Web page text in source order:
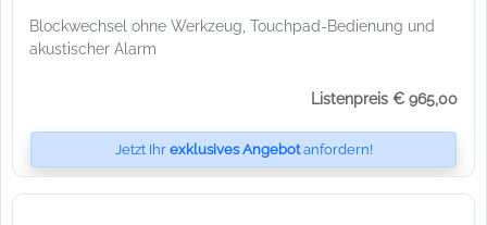
Blockwechsel ohne Werkzeug, Touchpad-Bedienung und
akustischer Alarm
Listenpreis € 965,00
Jetzt Ihr exklusives Angebotanfordern!